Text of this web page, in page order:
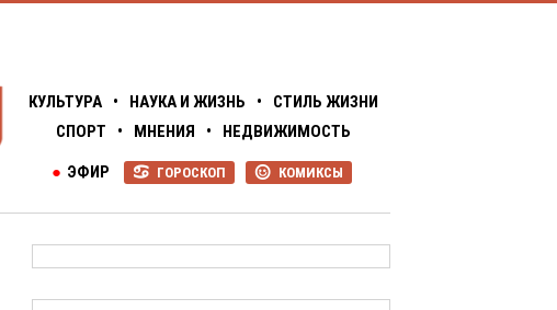
КУЛЬТУРА • НАУКА И ЖИЗНЬ •
СТИЛЬ ЖИЗНИ
СПОРТ
• МНЕНИЯ • НЕДВИЖИМОСТЬ
P КОМИКСЫ
R ГОРОСКОП
● ЭФИР